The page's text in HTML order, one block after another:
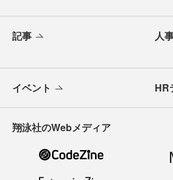
記事 人
イベント HR
翔泳社のWebメディア